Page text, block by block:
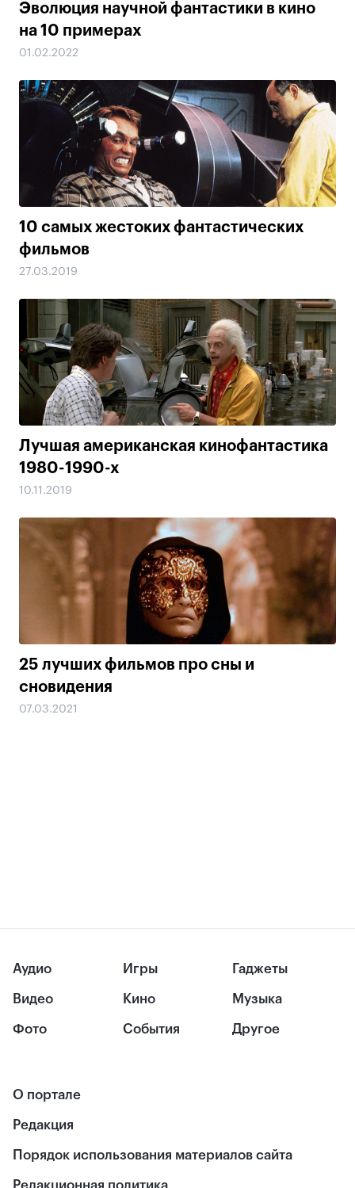
Эволюция научной фантастики в кино
на 10 примерах
01.02.2022
10 самых жестоких фантастических
фильмов
27.03.2019
Лучшая американская кинофантастика
1980-1990-х
10.11.2019
25 лучших фильмов про сны и
сновидения
07.03.2021
Аудио
Видео
Фото
Игры
Кино
События
Гаджеты
Музыка
Другое
О портале
Редакция
Порядок использования материалов сайта